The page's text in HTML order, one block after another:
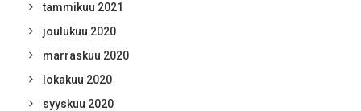
tammikuu 2021
joulukuu 2020
marraskuu 2020
lokakuu 2020
syyskuu 2020